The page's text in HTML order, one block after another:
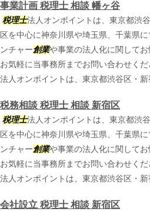
事業計画 税理士 相談 幡ヶ谷
税理士法人オンポイントは、東京都渋
区を中心に神奈川県や埼玉県、千葉県
ンチャー創業や事業の法人化に関してお
お気軽に当事務所までお問い合わせく
法人オンポイントは、東京都渋谷区・新
税務相談 税理士 相談 新宿区
税理士法人オンポイントは、東京都渋
区を中心に神奈川県や埼玉県、千葉県
ンチャー創業や事業の法人化に関してお
お気軽に当事務所までお問い合わせく
法人オンポイントは、東京都渋谷区・新
会社設立 税理士 相談 新宿区